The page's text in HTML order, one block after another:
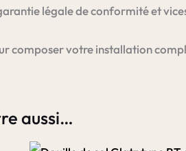
légale de conformité et
composer votre installation
aussi…